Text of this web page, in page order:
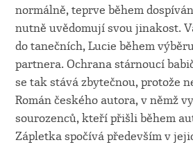
normálně, teprve během
nutně uvědomují svou jinakost.
do tanečních, Lucie během
partnera. Ochrana stárnoucí
se tak stává zbytečnou, protože
Román českého autora, v němž
sourozenců, kteří přišli během
Zápletka spočívá především v